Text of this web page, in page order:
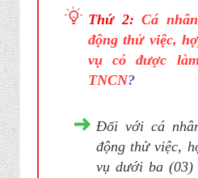
Thứ 2:Cá
động thử việc,
vụ có được
TNCN?
Đối với cá
động thử việc,
vụ dưới ba (03)